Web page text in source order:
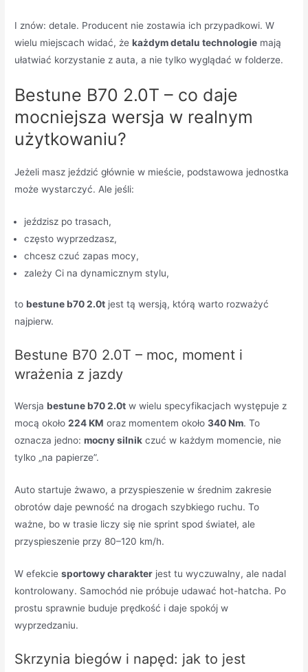
I znów: detale. Producent nie zostawia ich przypadkowi. W
wielu miejscach widać, żekażdym detalu technologie mają
ułatwiać korzystanie z auta, a nie tylko wyglądać w folderze.
Bestune B70 2.0T – co daje
mocniejsza wersja w realnym
użytkowaniu?
Jeżeli masz jeździć głównie w mieście, podstawowa jednostka
może wystarczyć. Ale jeśli:
jeździsz po trasach,
często wyprzedzasz,
chcesz czuć zapas mocy,
zależy Ci na dynamicznym stylu,
tobestune b70 2.0t jest tą wersją, którą warto rozważyć
najpierw.
Bestune B70 2.0T – moc, moment i
wrażenia z jazdy
Wersjabestune b70 2.0t w wielu specyfikacjach występuje z
mocą około224 KM oraz momentem około340 Nm. To
oznacza jedno:mocny silnik czuć w każdym momencie, nie
tylko „na papierze”.
Auto startuje żwawo, a przyspieszenie w średnim zakresie
obrotów daje pewność na drogach szybkiego ruchu. To
ważne, bo w trasie liczy się nie sprint spod świateł, ale
przyspieszenie przy 80–120 km/h.
W efekciesportowy charakter jest tu wyczuwalny, ale nadal
kontrolowany. Samochód nie próbuje udawać hot-hatcha. Po
prostu sprawnie buduje prędkość i daje spokój w
wyprzedzaniu.
Skrzynia biegów i napęd: jak to jest